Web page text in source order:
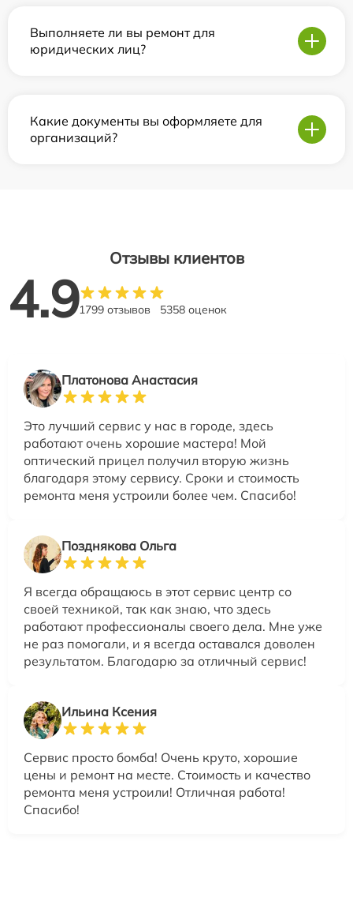
Выполняете ли вы ремонт для
юридических лиц?
Какие документы вы оформляете для
организаций?
Отзывы клиентов
4.91799 отзывов 5358 оценок
Платонова Анастасия
Это лучший сервис у нас в городе, здесь
работают очень хорошие мастера! Мой
оптический прицел получил вторую жизнь
благодаря этому сервису. Сроки и стоимость
ремонта меня устроили более чем. Спасибо!
Позднякова Ольга
Я всегда обращаюсь в этот сервис центр со
своей техникой, так как знаю, что здесь
работают профессионалы своего дела. Мне уже
не раз помогали, и я всегда оставался доволен
результатом. Благодарю за отличный сервис!
Ильина Ксения
Сервис просто бомба! Очень круто, хорошие
цены и ремонт на месте. Стоимость и качество
ремонта меня устроили! Отличная работа!
Спасибо!